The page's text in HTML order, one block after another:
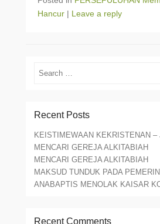
Hancur | Leave a reply
Search
Recent Posts
KEISTIMEWAAN KEKRISTENAN –
MENCARI GEREJA ALKITABIAH
MENCARI GEREJA ALKITABIAH
MAKSUD TUNDUK PADA
ANABAPTIS MENOLAK KAISAR
Recent Comments